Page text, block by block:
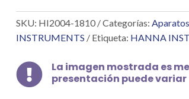
ELECTRODO
DE
ORP
PROCESO,
PUNTA
PLANA,
SKU: HI2004-1810 Categorías:
INSTRUMENTS
Etiqueta: HANNA

La imagen mostrada es
presentación puede variar